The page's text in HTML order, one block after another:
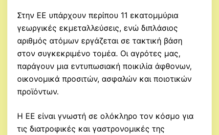
Στην ΕΕ υπάρχουν περίπου 11 εκατομμύρια
γεωργικές εκμεταλλεύσεις, ενώ διπλάσιος
αριθμός ατόμων εργάζεται σε τακτική βάση
στον συγκεκριμένο τομέα. Οι αγρότες μας,
παράγουν μια εντυπωσιακή ποικιλία άφθονων,
οικονομικά προσιτών, ασφαλών και ποιοτικών
προϊόντων.
Η ΕΕ είναι γνωστή σε ολόκληρο τον κόσμο για
τις διατροφικές και γαστρονομικές της